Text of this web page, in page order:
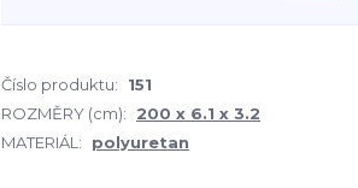
Číslo produktu: 151
ROZMĚRY (cm):
200 x 6.1 x 3.2
MATERIÁL:
polyuretan